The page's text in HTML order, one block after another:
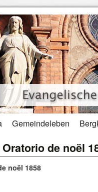
Gemeindeleben
de noël
noël 1858